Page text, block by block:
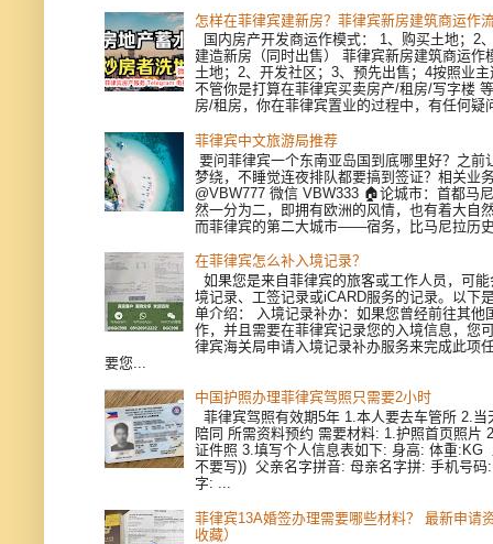
怎样在菲律宾建新房？菲律宾新房建筑商运作
国内房产开发商运作模式： 1、购买土地；2
建造新房（同时出售） 菲律宾新房建筑商运作
土地；2、开发社区；3、预先出售；4按照业
不管你是打算在菲律宾买卖房产/租房/写字楼
房/租房，你在菲律宾置业的过程中，有任何疑
菲律宾中文旅游局推荐
要问菲律宾一个东南亚岛国到底哪里好？之前
梦绕，不睡觉连夜排队都要搞到签证？相关业
@VBW777 微信 VBW333 🏠论城市：首都马
然一分为二，即拥有欧洲的风情，也有着大自
而菲律宾的第二大城市——宿务，比马尼拉历
在菲律宾怎么补入境记录？
如果您是来自菲律宾的旅客或工作人员，可
境记录、工签记录或iCARD服务的记录。以下
单介绍： 入境记录补办：如果您曾经前往其他
作，并且需要在菲律宾记录您的入境信息，您
律宾海关局申请入境记录补办服务来完成此项
要您...
中国护照办理菲律宾驾照只需要2小时
菲律宾驾照有效期5年 1.本人要去车管所 2.当
陪同 所需资料预约 需要材料: 1.护照首页照片
证件照 3.填写个人信息表如下: 身高: 体重:KG
不要写)) 父亲名字拼音: 母亲名字拼: 手机号码
字: ...
菲律宾13A婚签办理需要哪些材料？ 最新申请
收藏）